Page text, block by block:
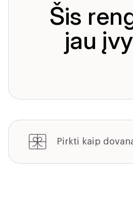
Šis
jau
Pirkti kaip